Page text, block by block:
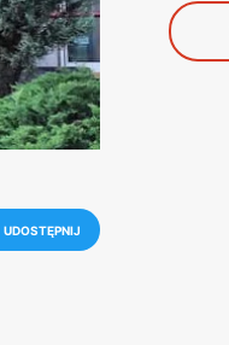
UDOSTĘPNIJ